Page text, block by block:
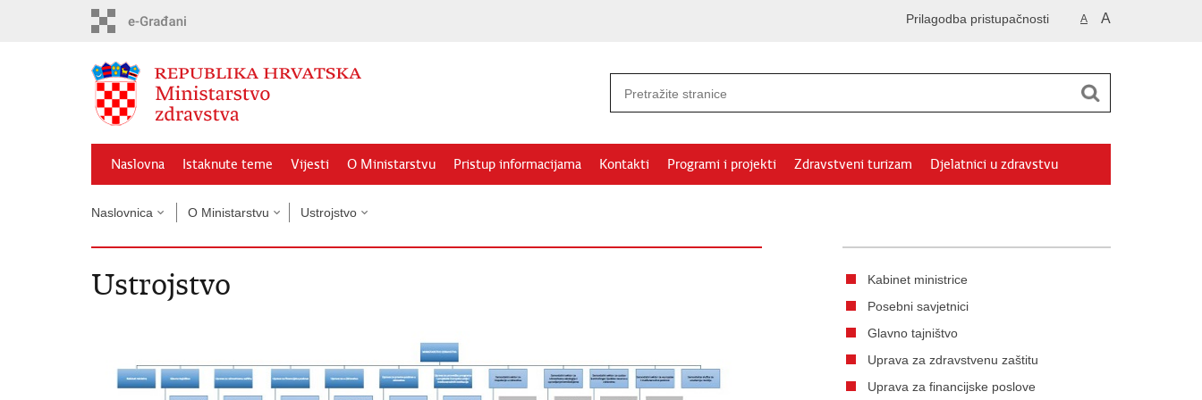
A A
Prilagodba pristupačnosti
Naslovna Istaknute teme Vijesti O Ministarstvu Pristup informacijama Kontakti Programi i projekti Zdravstveni turizam Djelatnici u zdravstvu
Naslovnica O Ministarstvu Ustrojstvo
Ustrojstvo
Kabinet ministrice
Posebni savjetnici
Glavno tajništvo
Uprava za zdravstvenu zaštitu
Uprava za financijske poslove